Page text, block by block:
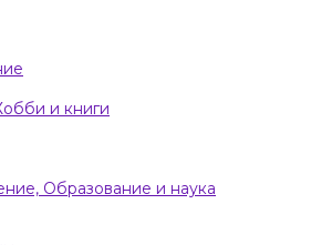
и книги
Образование и наука